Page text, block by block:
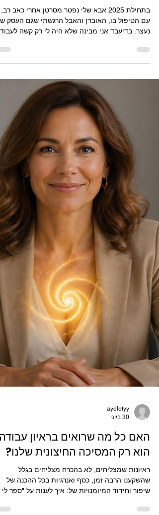
איך יוצאים מתקיעות?
עם הטיפול בו, האובדן והאבל הרגשתי שגם העסק
נעצר. בדיעבד אני מבינה שלא היה לי רק קשה
סדנאות והרצאות, אימנתי וייעצתי לאנשים ואיכשהו
קצת כתבתי לבלוג. אבל בפנים הרגשתי שאני לא
שאין בי כוחות ושאני בעצם תקועה. כבר הרבה זמן
רוצה לבנות סדנה חדשה. לא עוד גרסה של מה
עשיתי, אלא משהו אחר. משהו שמרגיש נכון יותר
שאני היום. רעיונות דווקא לא חסרו אבל אני הייתי
חסרה.
ayeletyy
האם כל מה שרואים בראיון
הוא רק המסיכה החיצונית שלנו?